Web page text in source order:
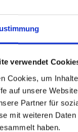
verwendet
Cookies, um
auf unsere
Partner für
mit weiteren
haben.